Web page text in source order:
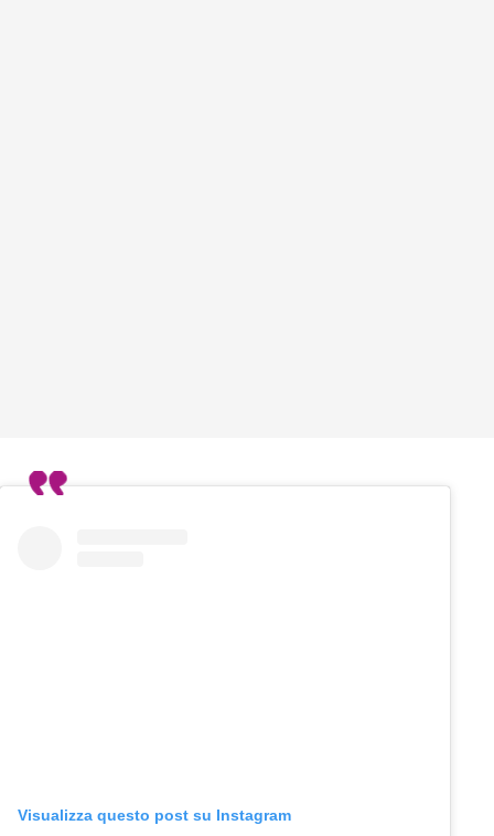
Visualizza questo post su Instagram